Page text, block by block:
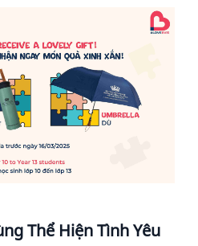
Thể Hiện Tình Yêu